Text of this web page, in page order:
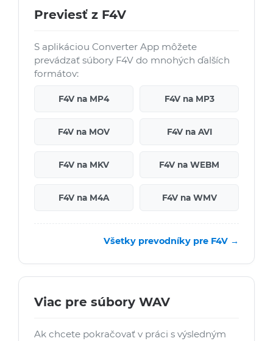
Previesť z F4V
S aplikáciou Converter App môžete
prevádzať súbory F4V do mnohých ďalších
formátov:
F4V na MP4 F4V na MP3
F4V na MOV F4V na AVI
F4V na MKV F4V na WEBM
F4V na M4A F4V na WMV
Všetky prevodníky pre F4V →
Viac pre súbory WAV
Ak chcete pokračovať v práci s výsledným